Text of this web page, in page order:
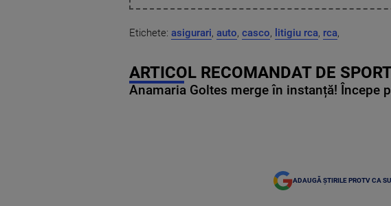
Etichete: asigurari, auto, casco, litigiu rca, rca,
ARTICOL RECOMANDAT DE
Anamaria Goltes merge în instanță! Începe
ADAUGĂ ȘTIRILE PROTV CA